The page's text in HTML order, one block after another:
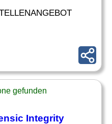
gefunden
Integrity